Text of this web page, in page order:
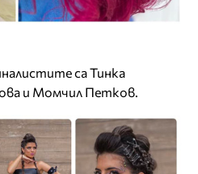
са Тинка
и Момчил Петков.